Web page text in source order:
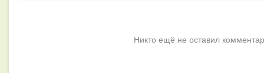
Никто ещё не оставил